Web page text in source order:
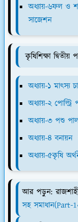
অধ্যায়-৬ফল ও
সাজেশন
কৃষিশিক্ষা
অধ্যায়-১ মাৎস্য
অধ্যায়-২
অধ্যায়-৩ পশু
অধ্যায়-৪
অধ্যায়-৫কৃষি
আর পড়ুন: রাজশাহী
সহ সমাধান(Part-